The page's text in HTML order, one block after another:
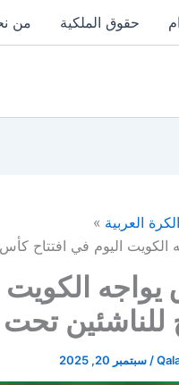
حقوق الملكية من
الكرة العربية
اليوم في افتتاح كأس الخليج
يواجه
تحت 17 عامًا في الدوحة
/ سبتمبر 20, 2025